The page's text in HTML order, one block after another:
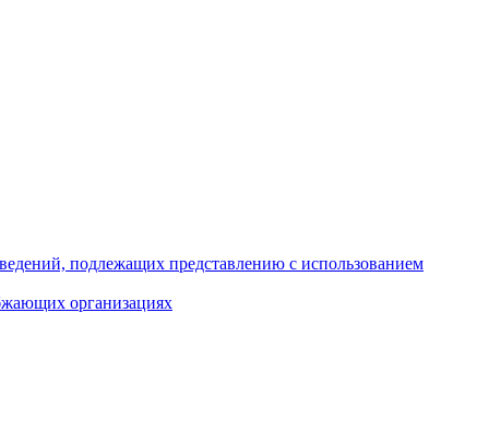
подлежащих представлению с использованием
организациях